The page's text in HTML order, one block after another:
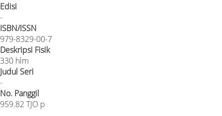
Edisi
-
ISBN/ISSN
979-8329-00-7
Deskripsi Fisik
330 hlm
Judul Seri
-
No. Panggil
959.82 TJO p